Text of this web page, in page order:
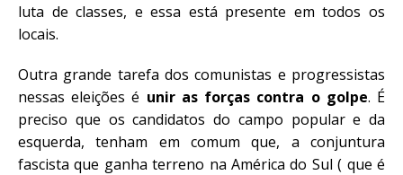
luta de classes, e essa está presente em todos os
locais.
Outra grande tarefa dos comunistas e progressistas
nessas eleições é unir as forças contra o golpe. É
preciso que os candidatos do campo popular e da
esquerda, tenham em comum que, a conjuntura
fascista que ganha terreno na América do Sul ( que é